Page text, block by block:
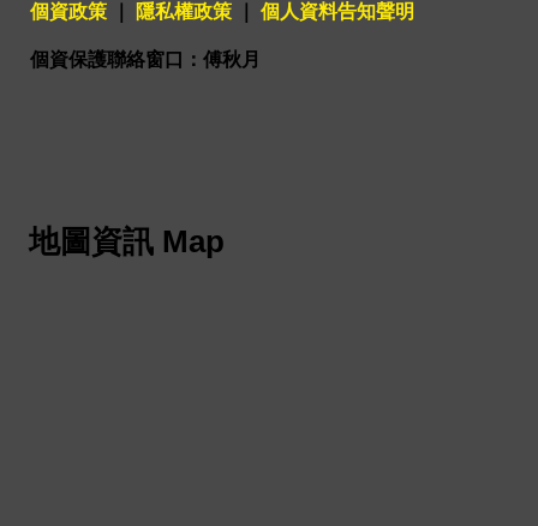
個資政策 隱私權政策 個人資料告知聲明
個資保護聯絡窗口：傅秋月
地圖資訊 Map